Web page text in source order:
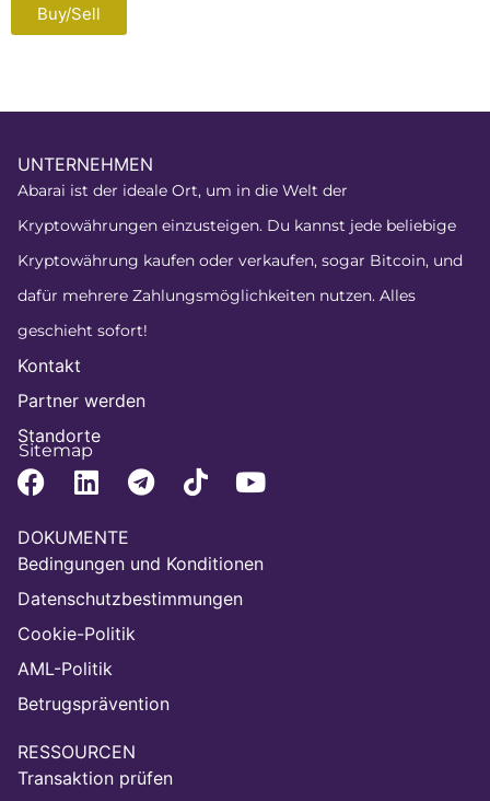
Buy/Sell
UNTERNEHMEN
Abarai ist der ideale Ort, um in die Welt der
Kryptowährungen einzusteigen. Du kannst jede beliebige
Kryptowährung kaufen oder verkaufen, sogar Bitcoin, und
dafür mehrere Zahlungsmöglichkeiten nutzen. Alles
geschieht sofort!
Kontakt
Partner werden
Standorte
Sitemap
DOKUMENTE
Bedingungen und Konditionen
Datenschutzbestimmungen
Cookie-Politik
AML-Politik
Betrugsprävention
RESSOURCEN
Transaktion prüfen